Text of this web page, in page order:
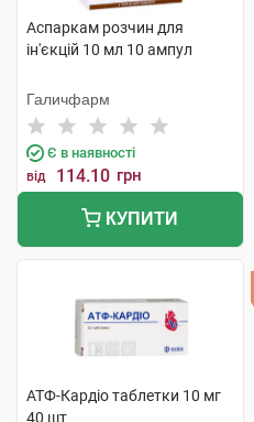
Аспаркам розчин для
ін'єкцій 10 мл 10 ампул
Галичфарм
Є в наявності
від 114.10 грн
КУПИТИ
АТФ-Кардіо таблетки 10 мг
40 шт